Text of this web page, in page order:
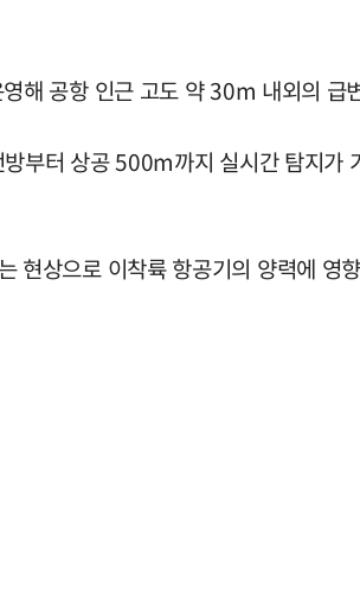
해 공항 인근 고도 약 30m 내외의 급
부터 상공 500m까지 실시간 탐지
현상으로 이착륙 항공기의 양력에 영